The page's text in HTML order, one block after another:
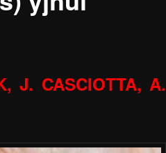
J. CASCIOTTA, A.